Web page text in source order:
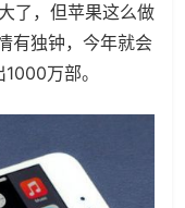
了，但苹果这么做
有独钟，今年就会
万部。